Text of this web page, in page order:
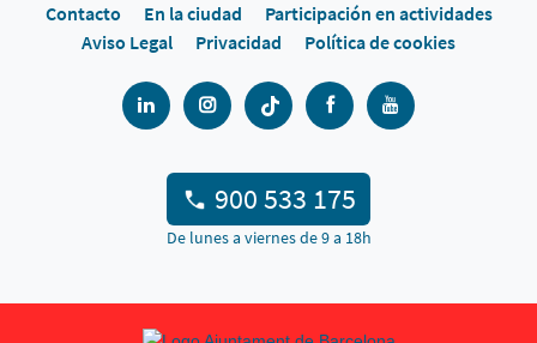
Contacto En la ciudad
Participación en actividades
Aviso Legal
Privacidad Política de cookies
900 533 175
De lunes a viernes de 9 a 18h